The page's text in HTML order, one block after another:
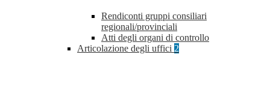
Rendiconti gruppi consiliari
regionali/provinciali
Atti degli organi di controllo
Articolazione degli uffici 2